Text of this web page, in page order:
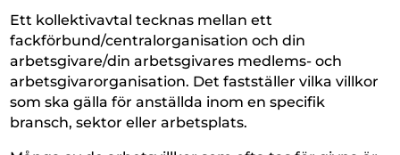
Ett kollektivavtal tecknas mellan ett
fackförbund/centralorganisation och din
arbetsgivare/din arbetsgivares medlems- och
arbetsgivarorganisation. Det fastställer vilka villkor
som ska gälla för anställda inom en specifik
bransch, sektor eller arbetsplats.